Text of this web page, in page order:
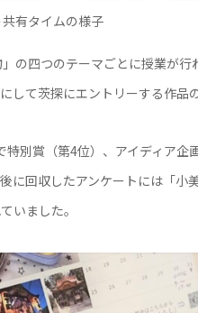
有タイムの様子
の四つのテーマごとに授業が
して茨探にエントリーする作品
別賞（第4位）、アイディア
に回収したアンケートには「
いました。